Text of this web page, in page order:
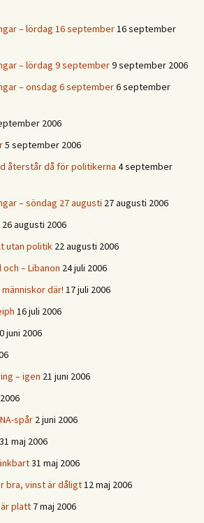
– lördag 16 september16 september
– lördag 9 september9 september 2006
– onsdag 6 september6 september
2006
5 september 2006
återstår då för politikerna 4 september
– söndag 27 augusti 27 augusti 2006
26 augusti 2006
utan politik 22 augusti 2006
– Libanon 24 juli 2006
där! 17 juli 2006
16 juli 2006
juni 2006
– igen 21 juni 2006
spår 2 juni 2006
31 maj 2006
31 maj 2006
bra, vinst är dåligt12 maj 2006
är platt 7 maj 2006